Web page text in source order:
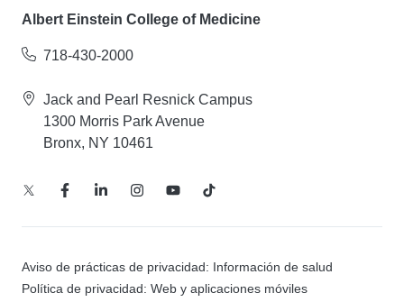
Albert Einstein College of Medicine
718-430-2000
Jack and Pearl Resnick Campus
1300 Morris Park Avenue
Bronx, NY 10461
Aviso de prácticas de privacidad: Información de salud
Política de privacidad: Web y aplicaciones móviles